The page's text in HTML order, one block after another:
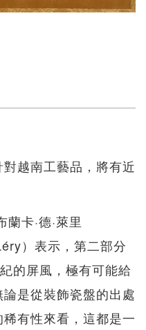
越南工藝品，將有近
卡·德·萊里
）表示，第二部分
的屏風，極有可能給
是從裝飾瓷盤的出處
有性來看，這都是一